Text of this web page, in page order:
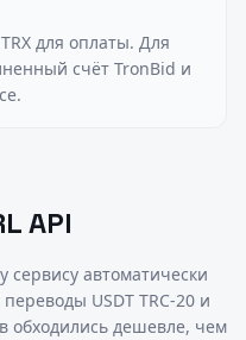
для оплаты. Для
счёт TronBid и
API
сервису автоматически
USDT TRC-20 и
обходились дешевле, чем